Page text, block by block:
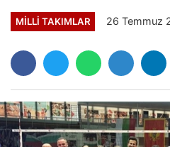
MILLI TAKIMLAR 26 Temmuz